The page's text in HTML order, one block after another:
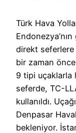
Türk Hava
direkt seferlere
bir zaman
9 tipi uçaklarla
seferde, TC-
kullanıldı.
Denpasar
bekleniyor.